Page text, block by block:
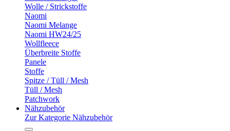
Wolle / Strickstoffe
Naomi
Naomi Melange
Naomi HW24/25
Wollfleece
Überbreite Stoffe
Panele
Stoffe
Spitze / Tüll / Mesh
Tüll / Mesh
Patchwork
Nähzubehör
Zur Kategorie Nähzubehör